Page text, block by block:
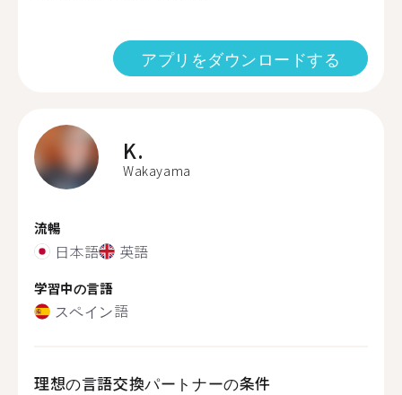
アプリをダウンロードする
K.
Wakayama
流暢
日本語 英語
学習中の言語
スペイン語
理想の言語交換パートナーの条件